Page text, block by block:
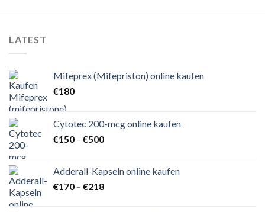
LATEST
Mifeprex (Mifepriston) online kaufen
€180
Cytotec 200-mcg online kaufen
€150 – €500Preisspanne:
€500
Adderall-Kapseln online kaufen
€170 – €218Preisspanne: